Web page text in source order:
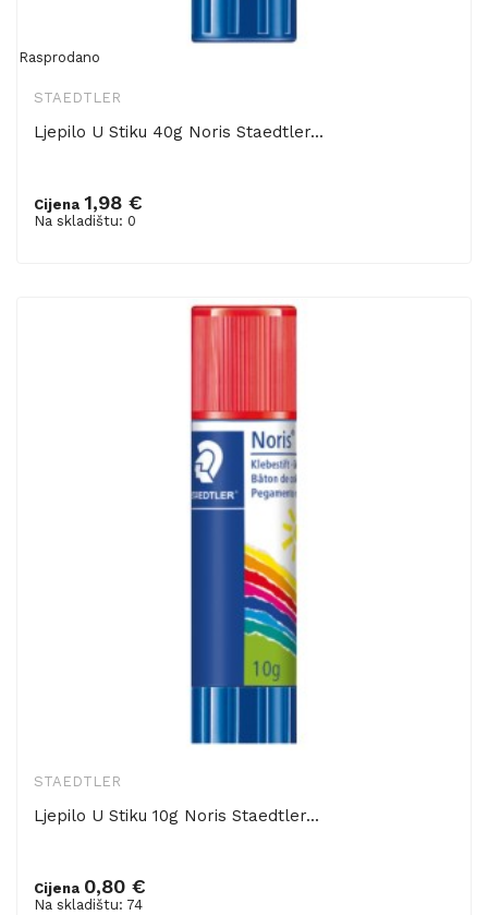
Rasprodano
STAEDTLER
Ljepilo U Stiku 40g Noris Staedtler...
Cijena 1,98 €
Na skladištu: 0
STAEDTLER
Ljepilo U Stiku 10g Noris Staedtler...
Cijena 0,80 €
Na skladištu: 74
Dodaj u košaricu